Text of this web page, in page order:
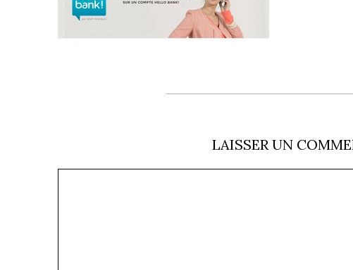
LAISSER UN